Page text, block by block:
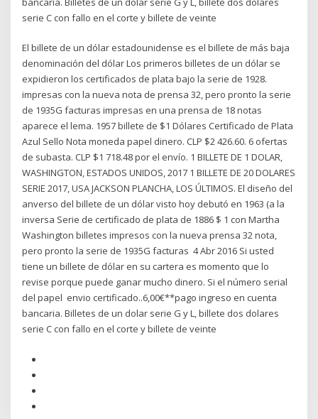
serie C con fallo en el corte y billete de veinte
El billete de un dólar estadounidense es el billete de más baja
denominación del dólar Los primeros billetes de un dólar se
expidieron los certificados de plata bajo la serie de 1928.
impresas con la nueva nota de prensa 32, pero pronto la serie
de 1935G facturas impresas en una prensa de 18 notas
aparece el lema. 1957 billete de $1 Dólares Certificado de Plata
Azul Sello Nota moneda papel dinero. CLP $2 426.60. 6 ofertas
de subasta. CLP $1 718.48 por el envío. 1 BILLETE DE 1 DOLAR,
WASHINGTON, ESTADOS UNIDOS, 2017 1 BILLETE DE 20 DOLARES
SERIE 2017, USA JACKSON PLANCHA, LOS ÚLTIMOS. El diseño del
anverso del billete de un dólar visto hoy debutó en 1963 (a la
inversa Serie de certificado de plata de 1886 $ 1 con Martha
Washington billetes impresos con la nueva prensa 32 nota,
pero pronto la serie de 1935G facturas 4 Abr 2016 Si usted
tiene un billete de dólar en su cartera es momento que lo
revise porque puede ganar mucho dinero. Si el número serial
del papel envio certificado..6,00€**pago ingreso en cuenta
bancaria. Billetes de un dolar serie G y L, billete dos dolares
serie C con fallo en el corte y billete de veinte